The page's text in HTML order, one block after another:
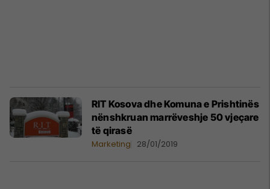
RIT Kosova dhe Komuna e Prishtinës
nënshkruan marrëveshje 50 vjeçare
të qirasë
Marketing 28/01/2019